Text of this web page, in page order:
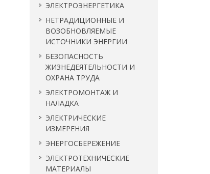
ЭЛЕКТРОЭНЕРГЕТИКА
НЕТРАДИЦИОННЫЕ И
ВОЗОБНОВЛЯЕМЫЕ
ИСТОЧНИКИ ЭНЕРГИИ
БЕЗОПАСНОСТЬ
ЖИЗНЕДЕЯТЕЛЬНОСТИ И
ОХРАНА ТРУДА
ЭЛЕКТРОМОНТАЖ И
НАЛАДКА
ЭЛЕКТРИЧЕСКИЕ
ИЗМЕРЕНИЯ
ЭНЕРГОСБЕРЕЖЕНИЕ
ЭЛЕКТРОТЕХНИЧЕСКИЕ
МАТЕРИАЛЫ